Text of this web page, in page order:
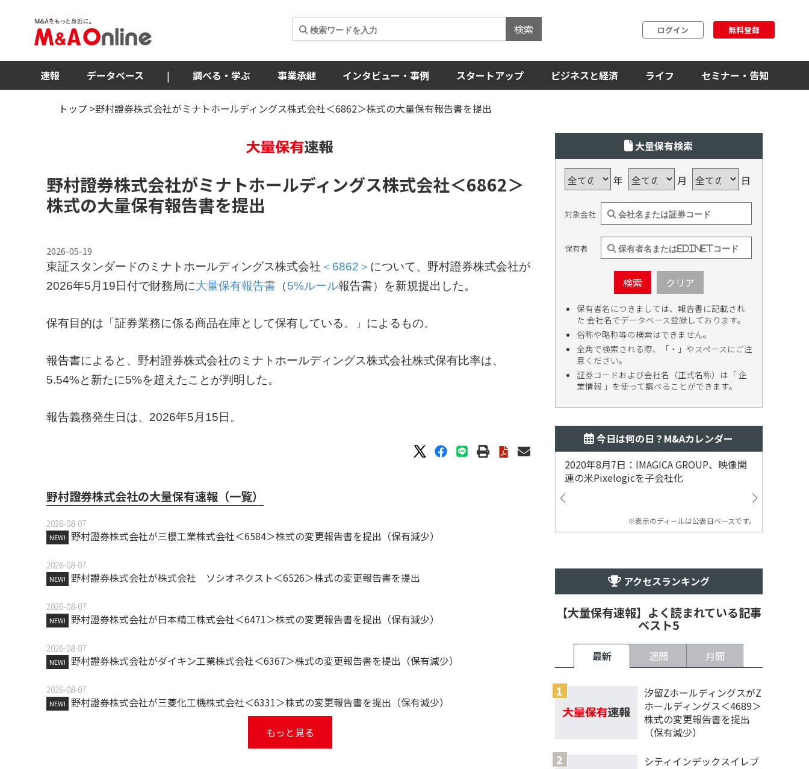
検索 ログイン 無料登録
速報 データベース | 調べる・学ぶ 事業承継 インタビュー・事例 スタートアップ ビジネスと経済 ライフ セミナー・告知
トップ >野村證券株式会社がミナトホールディングス株式会社＜6862＞株式の大量保有報告書を提出
野村證券株式会社がミナトホールディングス株式会社＜6862＞
株式の大量保有報告書を提出
2026-05-19
東証スタンダードのミナトホールディングス株式会社 ＜6862＞ について、野村證券株式会社が
2026年5月19日付で財務局に大量保有報告書 （5%ルール報告書）を新規提出した。
保有目的は「証券業務に係る商品在庫として保有している。」によるもの。
報告書によると、野村證券株式会社のミナトホールディングス株式会社株式保有比率は、
5.54%と新たに5%を超えたことが判明した。
報告義務発生日は、2026年5月15日。
野村證券株式会社の大量保有速報（一覧）
2026-08-07
NEW! 野村證券株式会社が三櫻工業株式会社＜6584＞株式の変更報告書を提出（保有減少）
2026-08-07
NEW! 野村證券株式会社が株式会社 ソシオネクスト＜6526＞株式の変更報告書を提出
2026-08-07
NEW! 野村證券株式会社が日本精工株式会社＜6471＞株式の変更報告書を提出（保有減少）
2026-08-07
NEW! 野村證券株式会社がダイキン工業株式会社＜6367＞株式の変更報告書を提出（保有減少）
2026-08-07
NEW! 野村證券株式会社が三菱化工機株式会社＜6331＞株式の変更報告書を提出（保有減少）
もっと見る
大量保有検索
年 月 日
対象会社
保有者
検索 クリア
保有者名につきましては、報告書に記載され
た 会社名でデータベース登録しております。
俗称や略称等の検索はできません。
全角で検索される際、「・」やスペースにご注
意ください。
証券コードおよび会社名（正式名称）は「 企
業情報 」を使って調べることができます。
今日は何の日？M&Aカレンダー
2020年8月7日：IMAGICA GROUP、映像関
連の米Pixelogicを子会社化
※表示のディールは公表日ベースです。
アクセスランキング
【大量保有速報】よく読まれている記事
ベスト5
最新 週間 月間
汐留ZホールディングスがZ
ホールディングス＜4689＞
株式の変更報告書を提出
（保有減少）
シティインデックスイレブ